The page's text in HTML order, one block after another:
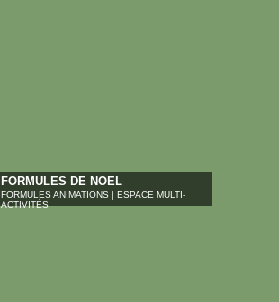
FORMULES DE NOEL
FORMULES ANIMATIONS | ESPACE MULTI-
ACTIVITÉS